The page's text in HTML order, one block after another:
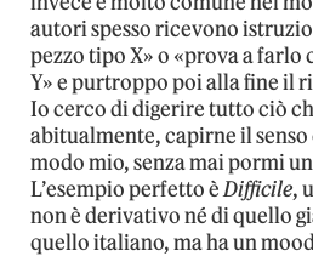
autori spesso ricevono
pezzo tipo X» o «prova a
Y» e purtroppo poi alla fine il
Io cerco di digerire tutto ciò
abitualmente, capirne il
modo mio, senza mai pormi
L’esempio perfetto èDifficile,
non è derivativo né di quello
quello italiano, ma ha un